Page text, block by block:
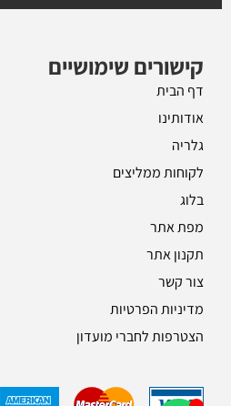
קישורים שימושיים
דף הבית
אודותינו
גלריה
לקוחות ממליצים
בלוג
מפת אתר
תקנון אתר
צור קשר
מדיניות הפרטיות
הצטרפות לחברי מועדון